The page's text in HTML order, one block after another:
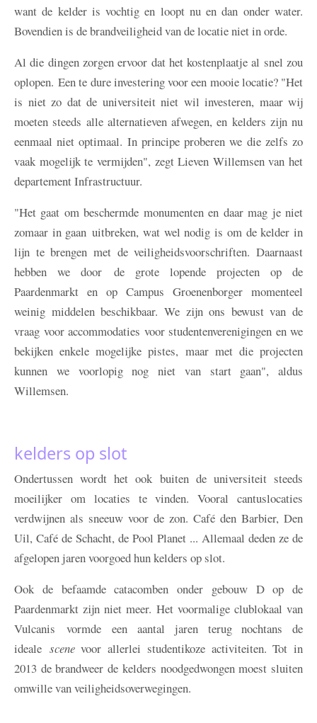
want de kelder is vochtig en loopt nu en dan onder water.
Bovendien is de brandveiligheid van de locatie niet in orde.
Al die dingen zorgen ervoor dat het kostenplaatje al snel zou
oplopen. Een te dure investering voor een mooie locatie? "Het
is niet zo dat de universiteit niet wil investeren, maar wij
moeten steeds alle alternatieven afwegen, en kelders zijn nu
eenmaal niet optimaal. In principe proberen we die zelfs zo
vaak mogelijk te vermijden", zegt Lieven Willemsen van het
departement Infrastructuur.
"Het gaat om beschermde monumenten en daar mag je niet
zomaar in gaan uitbreken, wat wel nodig is om de kelder in
lijn te brengen met de veiligheidsvoorschriften. Daarnaast
hebben we door de grote lopende projecten op de
Paardenmarkt en op Campus Groenenborger momenteel
weinig middelen beschikbaar. We zijn ons bewust van de
vraag voor accommodaties voor studentenverenigingen en we
bekijken enkele mogelijke pistes, maar met die projecten
kunnen we voorlopig nog niet van start gaan", aldus
Willemsen.
kelders op slot
Ondertussen wordt het ook buiten de universiteit steeds
moeilijker om locaties te vinden. Vooral cantuslocaties
verdwijnen als sneeuw voor de zon. Café den Barbier, Den
Uil, Café de Schacht, de Pool Planet ... Allemaal deden ze de
afgelopen jaren voorgoed hun kelders op slot.
Ook de befaamde catacomben onder gebouw D op de
Paardenmarkt zijn niet meer. Het voormalige clublokaal van
Vulcanis vormde een aantal jaren terug nochtans de
ideale scenevoor allerlei studentikoze activiteiten. Tot in
2013 de brandweer de kelders noodgedwongen moest sluiten
omwille van veiligheidsoverwegingen.